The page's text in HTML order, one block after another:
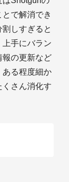
で解消でき
しすぎると
手にバラン
報の更新など
ある程度細か
くさん消化す